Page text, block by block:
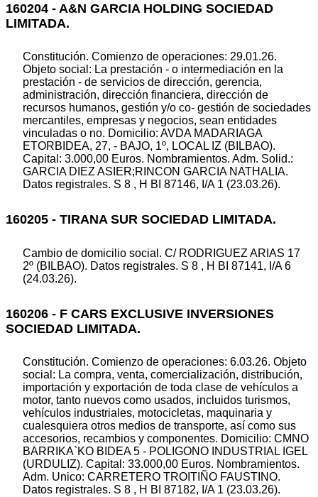
160204 - A&N GARCIA HOLDING SOCIEDAD
LIMITADA.
Constitución. Comienzo de operaciones: 29.01.26.
Objeto social: La prestación - o intermediación en la
prestación - de servicios de dirección, gerencia,
administración, dirección financiera, dirección de
recursos humanos, gestión y/o co- gestión de sociedades
mercantiles, empresas y negocios, sean entidades
vinculadas o no. Domicilio: AVDA MADARIAGA
ETORBIDEA, 27, - BAJO, 1º, LOCAL IZ (BILBAO).
Capital: 3.000,00 Euros. Nombramientos. Adm. Solid.:
GARCIA DIEZ ASIER;RINCON GARCIA NATHALIA.
Datos registrales. S 8 , H BI 87146, I/A 1 (23.03.26).
160205 - TIRANA SUR SOCIEDAD LIMITADA.
Cambio de domicilio social. C/ RODRIGUEZ ARIAS 17
2º (BILBAO). Datos registrales. S 8 , H BI 87141, I/A 6
(24.03.26).
160206 - F CARS EXCLUSIVE INVERSIONES
SOCIEDAD LIMITADA.
Constitución. Comienzo de operaciones: 6.03.26. Objeto
social: La compra, venta, comercialización, distribución,
importación y exportación de toda clase de vehículos a
motor, tanto nuevos como usados, incluidos turismos,
vehículos industriales, motocicletas, maquinaria y
cualesquiera otros medios de transporte, así como sus
accesorios, recambios y componentes. Domicilio: CMNO
BARRIKA`KO BIDEA 5 - POLIGONO INDUSTRIAL IGEL
(URDULIZ). Capital: 33.000,00 Euros. Nombramientos.
Adm. Unico: CARRETERO TROITIÑO FAUSTINO.
Datos registrales. S 8 , H BI 87182, I/A 1 (23.03.26).